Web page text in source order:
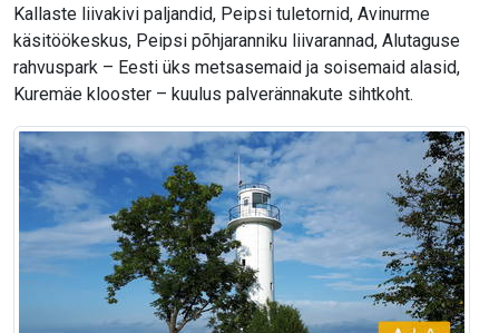
Kallaste liivakivi paljandid, Peipsi tuletornid, Avinurme
käsitöökeskus, Peipsi põhjaranniku liivarannad, Alutaguse
rahvuspark – Eesti üks metsasemaid ja soisemaid alasid,
Kuremäe klooster – kuulus palverännakute sihtkoht.